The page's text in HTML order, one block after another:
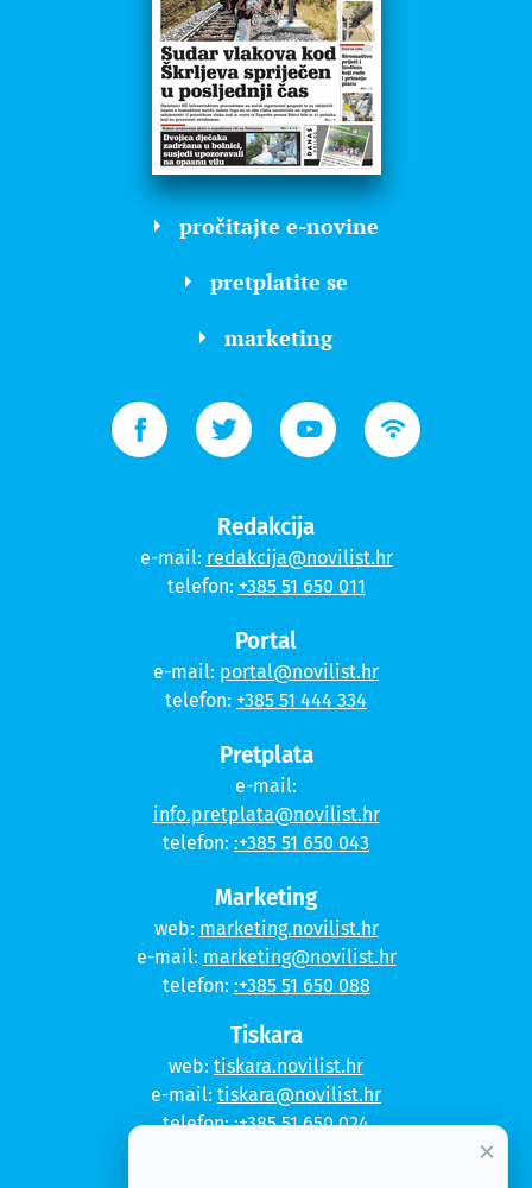
pročitajte e-novine
pretplatite se
marketing
Redakcija
e-mail: redakcija@novilist.hr
telefon: +385 51 650 011
Portal
e-mail: portal@novilist.hr
telefon: +385 51 444 334
Pretplata
e-mail:
info.pretplata@novilist.hr
telefon: :+385 51 650 043
Marketing
web: marketing.novilist.hr
e-mail: marketing@novilist.hr
telefon: :+385 51 650 088
Tiskara
web: tiskara.novilist.hr
e-mail: tiskara@novilist.hr
telefon::+385 51 650 024
×